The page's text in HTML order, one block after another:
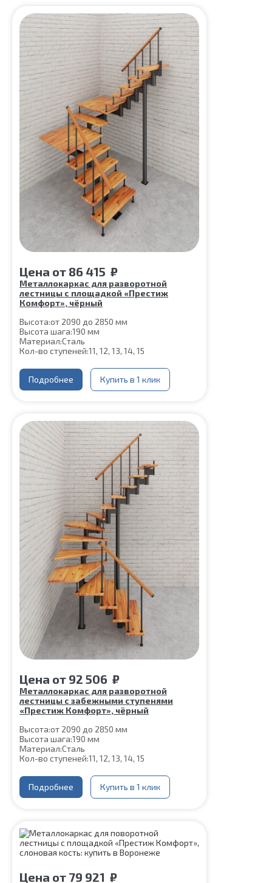
Цена от 86 415 ₽
Металлокаркас для разворотной
лестницы с площадкой «Престиж
Комфорт», чёрный
Высота:от 2090 до 2850 мм
Высота шага:190 мм
Материал:Сталь
Кол-во ступеней:11, 12, 13, 14, 15
Подробнее Купить в 1 клик
Цена от 92 506 ₽
Металлокаркас для разворотной
лестницы с забежными ступенями
«Престиж Комфорт», чёрный
Высота:от 2090 до 2850 мм
Высота шага:190 мм
Материал:Сталь
Кол-во ступеней:11, 12, 13, 14, 15
Подробнее Купить в 1 клик
Цена от 79 921 ₽